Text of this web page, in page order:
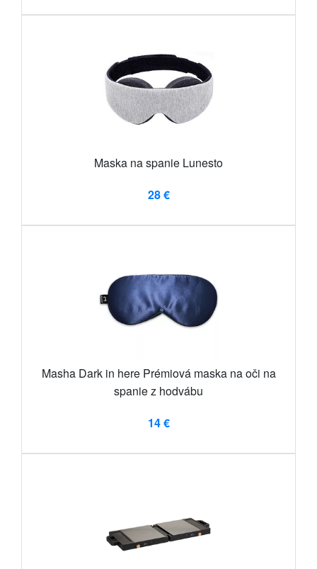
Maska na spanie Lunesto
28 €
Masha Dark in here Prémiová maska ​​na oči na
spanie z hodvábu
14 €